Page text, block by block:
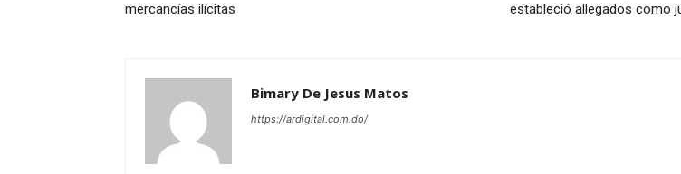
mercancías ilícitas
estableció allegados como
Bimary De Jesus Matos
https://ardigital.com.do/